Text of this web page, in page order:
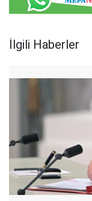
İlgili Haberler